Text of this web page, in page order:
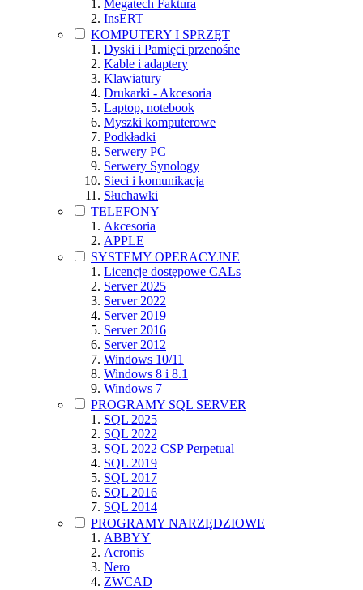
Megatech Faktura
InsERT
KOMPUTERY I SPRZĘT
Dyski i Pamięci przenośne
Kable i adaptery
Klawiatury
Drukarki - Akcesoria
Laptop, notebook
Myszki komputerowe
Podkładki
Serwery PC
Serwery Synology
Sieci i komunikacja
Słuchawki
TELEFONY
Akcesoria
APPLE
SYSTEMY OPERACYJNE
Licencje dostępowe CALs
Server 2025
Server 2022
Server 2019
Server 2016
Server 2012
Windows 10/11
Windows 8 i 8.1
Windows 7
PROGRAMY SQL SERVER
SQL 2025
SQL 2022
SQL 2022 CSP Perpetual
SQL 2019
SQL 2017
SQL 2016
SQL 2014
PROGRAMY NARZĘDZIOWE
ABBYY
Acronis
Nero
ZWCAD